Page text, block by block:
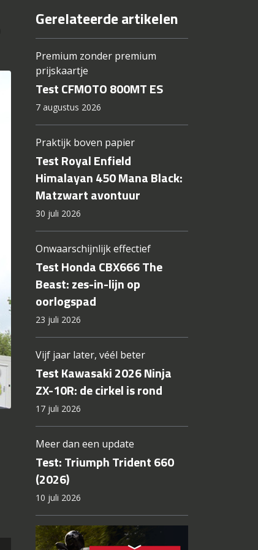
Gerelateerde artikelen
Premium zonder premium
prijskaartje
Test CFMOTO 800MT ES
7 augustus 2026
Praktijk boven papier
Test Royal Enfield
Himalayan 450 Mana Black:
Matzwart avontuur
30 juli 2026
Onwaarschijnlijk effectief
Test Honda CBX666 The
Beast: zes-in-lijn op
oorlogspad
23 juli 2026
Vijf jaar later, véél beter
Test Kawasaki 2026 Ninja
ZX-10R: de cirkel is rond
17 juli 2026
Meer dan een update
Test: Triumph Trident 660
(2026)
10 juli 2026